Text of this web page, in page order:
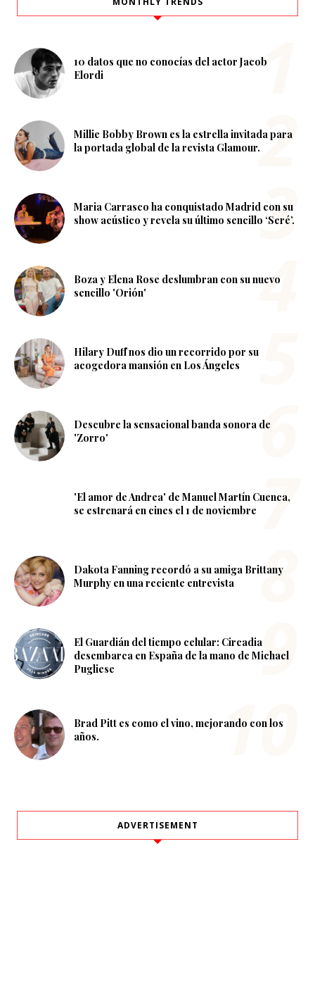
10 datos que no conocías del actor Jacob
Elordi
Millie Bobby Brown es la estrella invitada para
la portada global de la revista Glamour.
Maria Carrasco ha conquistado Madrid con su
show acústico y revela su último sencillo ‘Seré’.
Boza y Elena Rose deslumbran con su nuevo
sencillo 'Orión'
Hilary Duff nos dio un recorrido por su
acogedora mansión en Los Ángeles
Descubre la sensacional banda sonora de
'Zorro'
'El amor de Andrea' de Manuel Martín Cuenca,
se estrenará en cines el 1 de noviembre
Dakota Fanning recordó a su amiga Brittany
Murphy en una reciente entrevista
El Guardián del tiempo celular: Circadia
desembarca en España de la mano de Michael
Pugliese
Brad Pitt es como el vino, mejorando con los
años.
ADVERTISEMENT